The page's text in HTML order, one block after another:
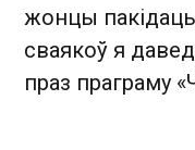
жонцы
сваякоў я
праз праграму